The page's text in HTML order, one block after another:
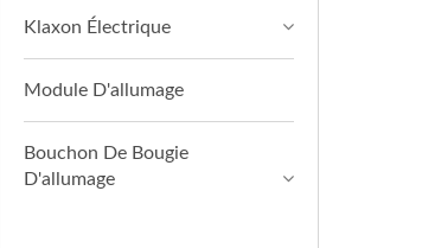
Klaxon Électrique
Module D'allumage
Bouchon De Bougie
D'allumage